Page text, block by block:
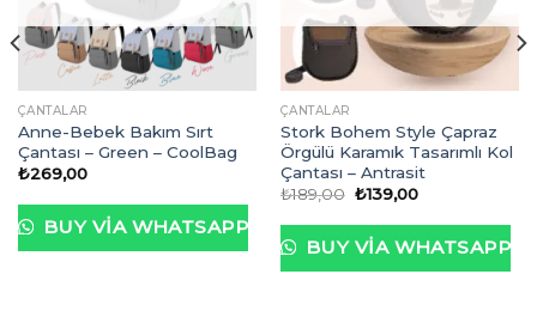
ÇANTALAR
Anne-Bebek Bakım Sırt
Çantası – Green – CoolBag
₺269,00
BUY VIA WHATSAPP
ÇANTALAR
Stork Bohem Style Çapraz
Örgülü Karamık Tasarımlı Kol
Çantası – Antrasit
₺189,00 Orijinal
₺189,00.
₺139,00Şu
fiyat:
₺139,00.
BUY VIA WHATSAPP